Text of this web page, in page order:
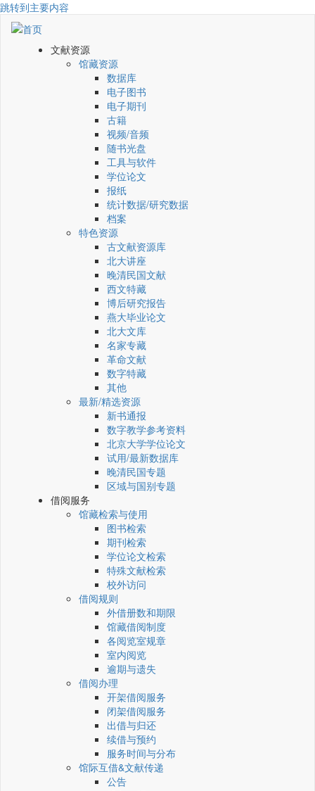
跳转到主要内容
文献资源
馆藏资源
数据库
电子图书
电子期刊
古籍
视频/音频
随书光盘
工具与软件
学位论文
报纸
统计数据/研究数据
档案
特色资源
古文献资源库
北大讲座
晚清民国文献
西文特藏
博后研究报告
燕大毕业论文
北大文库
名家专藏
革命文献
数字特藏
其他
最新/精选资源
新书通报
数字教学参考资料
北京大学学位论文
试用/最新数据库
晚清民国专题
区域与国别专题
借阅服务
馆藏检索与使用
图书检索
期刊检索
学位论文检索
特殊文献检索
校外访问
借阅规则
外借册数和期限
馆藏借阅制度
各阅览室规章
室内阅览
逾期与遗失
借阅办理
开架借阅服务
闭架借阅服务
出借与归还
续借与预约
服务时间与分布
馆际互借&文献传递
公告